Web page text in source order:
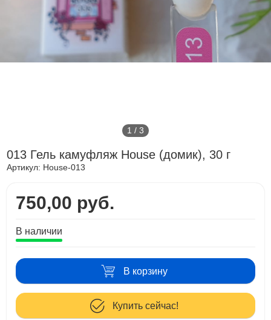
1 / 3
013 Гель камуфляж House (домик), 30 г
Артикул: House-013
750,00 руб.
В наличии
В корзину
Купить сейчас!